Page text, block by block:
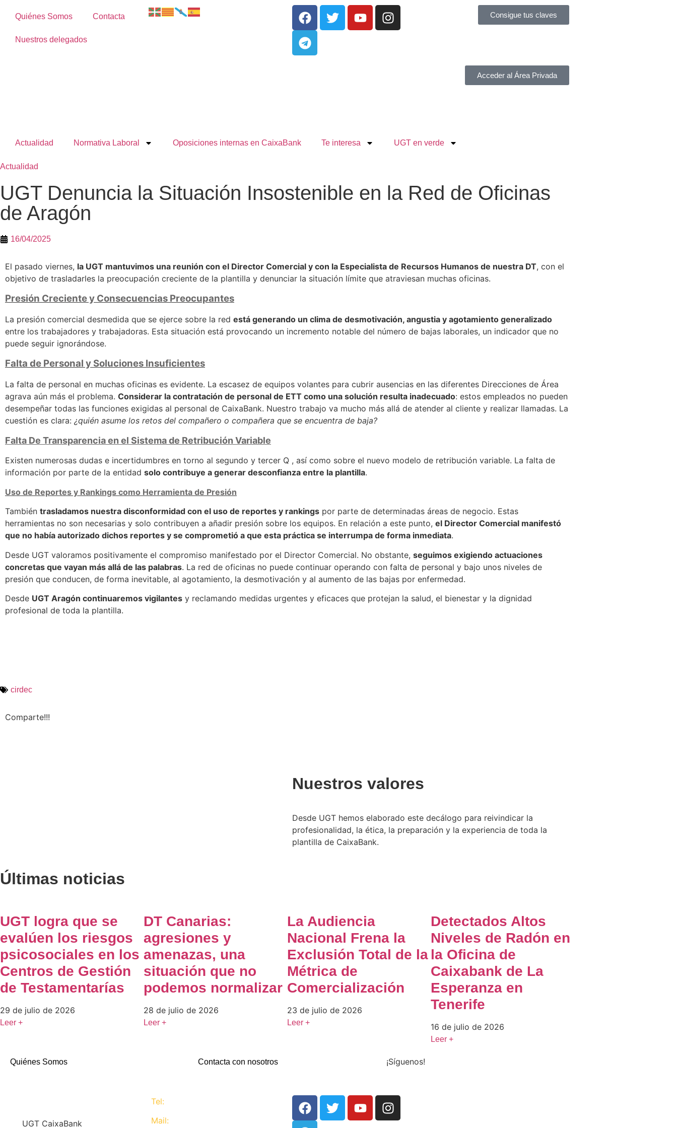
Quiénes Somos Contacta
Nuestros delegados
Consigue tus claves
Acceder al Área Privada
Actualidad Normativa Laboral Oposiciones internas en CaixaBank Te interesa UGT en verde
Actualidad
UGT Denuncia la Situación Insostenible en la Red de Oficinas
de Aragón
16/04/2025
El pasado viernes, la UGT mantuvimos una reunión con el Director Comercial y con la Especialista de Recursos Humanos de nuestra DT, con el
objetivo de trasladarles la preocupación creciente de la plantilla y denunciar la situación límite que atraviesan muchas oficinas.
Presión Creciente y Consecuencias Preocupantes
La presión comercial desmedida que se ejerce sobre la red está generando un clima de desmotivación, angustia y agotamiento generalizado
entre los trabajadores y trabajadoras. Esta situación está provocando un incremento notable del número de bajas laborales, un indicador que no
puede seguir ignorándose.
Falta de Personal y Soluciones Insuficientes
La falta de personal en muchas oficinas es evidente. La escasez de equipos volantes para cubrir ausencias en las diferentes Direcciones de Área
agrava aún más el problema. Considerar la contratación de personal de ETT como una solución resulta inadecuado: estos empleados no pueden
desempeñar todas las funciones exigidas al personal de CaixaBank. Nuestro trabajo va mucho más allá de atender al cliente y realizar llamadas. La
cuestión es clara: ¿quién asume los retos del compañero o compañera que se encuentra de baja?
Falta De Transparencia en el Sistema de Retribución Variable
Existen numerosas dudas e incertidumbres en torno al segundo y tercer Q , así como sobre el nuevo modelo de retribución variable. La falta de
información por parte de la entidad solo contribuye a generar desconfianza entre la plantilla.
Uso de Reportes y Rankings como Herramienta de Presión
También trasladamos nuestra disconformidad con el uso de reportes y rankings por parte de determinadas áreas de negocio. Estas
herramientas no son necesarias y solo contribuyen a añadir presión sobre los equipos. En relación a este punto, el Director Comercial manifestó
que no había autorizado dichos reportes y se comprometió a que esta práctica se interrumpa de forma inmediata.
Desde UGT valoramos positivamente el compromiso manifestado por el Director Comercial. No obstante, seguimos exigiendo actuaciones
concretas que vayan más allá de las palabras. La red de oficinas no puede continuar operando con falta de personal y bajo unos niveles de
presión que conducen, de forma inevitable, al agotamiento, la desmotivación y al aumento de las bajas por enfermedad.
Desde UGT Aragón continuaremos vigilantes y reclamando medidas urgentes y eficaces que protejan la salud, el bienestar y la dignidad
profesional de toda la plantilla.
cirdec
Comparte!!!
Nuestros valores
Desde UGT hemos elaborado este decálogo para reivindicar la
profesionalidad, la ética, la preparación y la experiencia de toda la
plantilla de CaixaBank.
Últimas noticias
UGT logra que se
evalúen los riesgos
psicosociales en los
Centros de Gestión
de Testamentarías
29 de julio de 2026
Leer +
DT Canarias:
agresiones y
amenazas, una
situación que no
podemos normalizar
28 de julio de 2026
Leer +
La Audiencia
Nacional Frena la
Exclusión Total de la
Métrica de
Comercialización
23 de julio de 2026
Leer +
Detectados Altos
Niveles de Radón en
la Oficina de
Caixabank de La
Esperanza en
Tenerife
16 de julio de 2026
Leer +
Quiénes Somos Contacta con nosotros ¡Síguenos!
UGT CaixaBank
Tel:
Mail: